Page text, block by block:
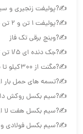
✍?پولیفت زنجیری و
✍?پوليفت ١ تن و ٢ تن درختي
✍?وینچ برقی تک فاز
✍?جک دنده ای ۱/۵ تن تا ۲۰ تن
✍?مگنت از ۳۰۰کیلو تا ۵تن
✍?تسمه های حمل بار از ۳تن تا
✍?سیم بکسل روكش دار از
✍?سیم بکسل هفت لا از
✍?سیم بکسل فولادی و